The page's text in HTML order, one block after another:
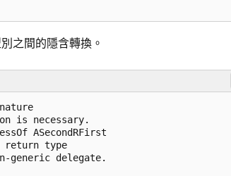
之間的隱含轉換。
is necessary.
ASecondRFirst
return type
generic delegate.